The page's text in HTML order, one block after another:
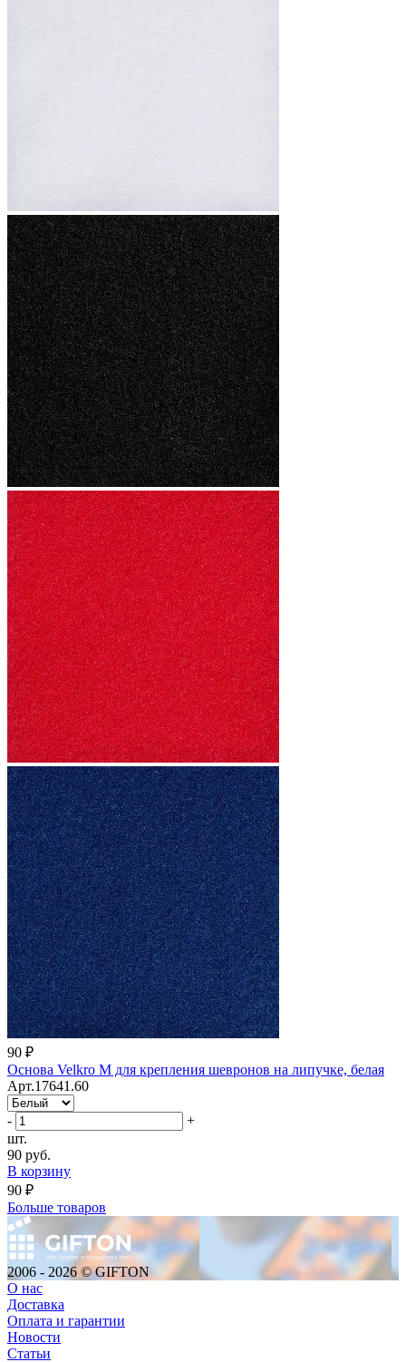
90 ₽
Основа Velkro M для крепления шевронов на липучке, белая
Арт.17641.60
-
+
шт.
90 руб.
В корзину
90 ₽
Больше товаров
2006 - 2026 © GIFTON
О нас
Доставка
Оплата и гарантии
Новости
Статьи